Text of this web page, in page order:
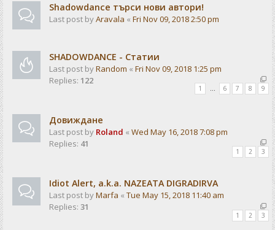
Shadowdance търси нови автори!
Last post byAravala « Fri Nov 09, 2018 2:50 pm
SHADOWDANCE - Статии
Last post byRandom « Fri Nov 09, 2018 1:25 pm
Replies: 122
1 … 6 7 8 9
Довиждане
Last post by Roland « Wed May 16, 2018 7:08 pm
Replies: 41
1 2 3
Idiot Alert, a.k.a. NAZEATA DIGRADIRVA
Last post byMarfa « Tue May 15, 2018 11:40 am
Replies: 31
1 2 3